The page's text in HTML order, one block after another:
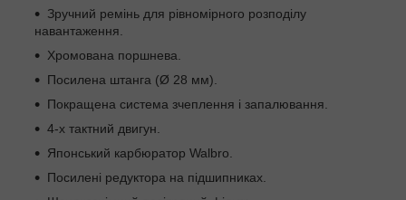
Зручний ремінь для рівномірного розподілу
навантаження.
Хромована поршнева.
Посилена штанга (Ø 28 мм).
Покращена система зчеплення і запалювання.
4-х тактний двигун.
Японський карбюратор Walbro.
Посилені редуктора на підшипниках.